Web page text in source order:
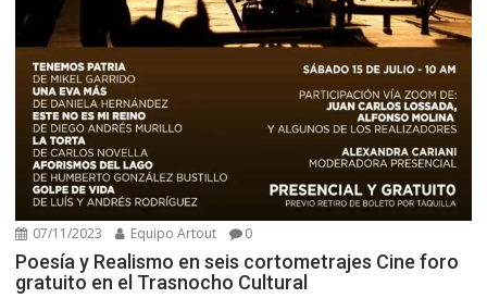
07/11/2023 Equipo Artout 0
Poesía y Realismo en seis cortometrajes Cine foro
gratuito en el Trasnocho Cultural